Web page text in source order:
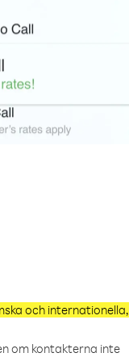
och internationella,
om kontakterna inte